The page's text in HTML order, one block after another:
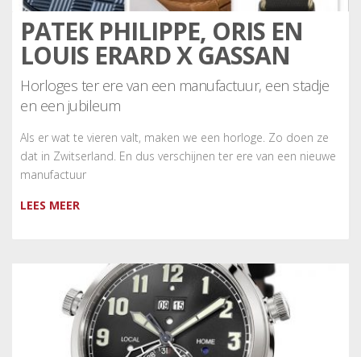
PATEK PHILIPPE, ORIS EN
LOUIS ERARD X GASSAN
Horloges ter ere van een manufactuur, een stadje
en een jubileum
Als er wat te vieren valt, maken we een horloge. Zo doen ze
dat in Zwitserland. En dus verschijnen ter ere van een nieuwe
manufactuur
LEES MEER